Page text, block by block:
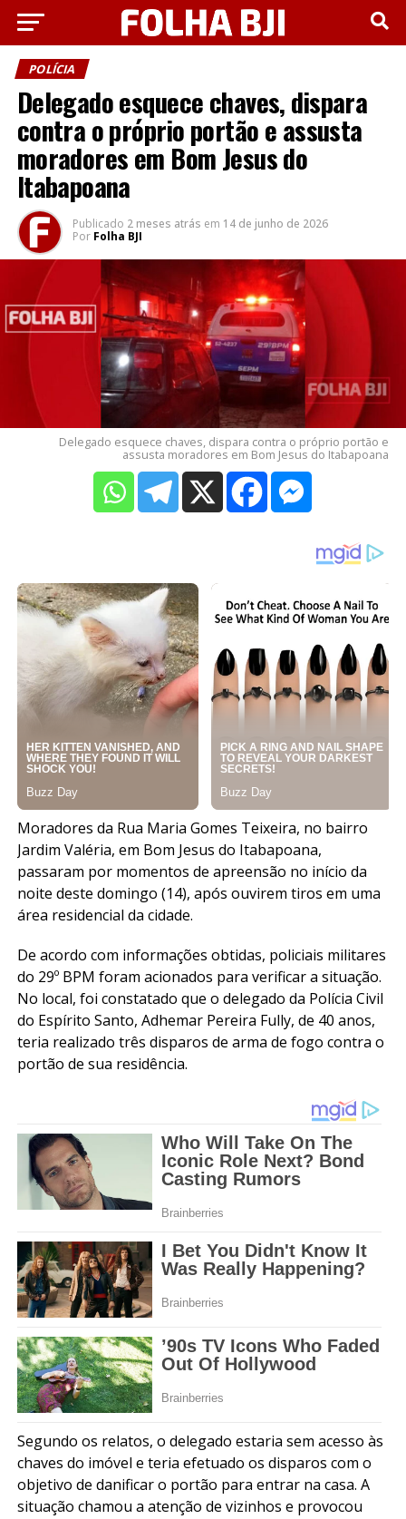
POLÍCIA
Delegado esquece chaves, dispara
contra o próprio portão e assusta
moradores em Bom Jesus do
Itabapoana
Publicado 2 meses atrás em 14 de junho de 2026
Por Folha BJI
Delegado esquece chaves, dispara contra o próprio portão e
assusta moradores em Bom Jesus do Itabapoana
Moradores da Rua Maria Gomes Teixeira, no bairro
Jardim Valéria, em Bom Jesus do Itabapoana,
passaram por momentos de apreensão no início da
noite deste domingo (14), após ouvirem tiros em uma
área residencial da cidade.
De acordo com informações obtidas, policiais militares
do 29º BPM foram acionados para verificar a situação.
No local, foi constatado que o delegado da Polícia Civil
do Espírito Santo, Adhemar Pereira Fully, de 40 anos,
teria realizado três disparos de arma de fogo contra o
portão de sua residência.
Segundo os relatos, o delegado estaria sem acesso às
chaves do imóvel e teria efetuado os disparos com o
objetivo de danificar o portão para entrar na casa. A
situação chamou a atenção de vizinhos e provocou